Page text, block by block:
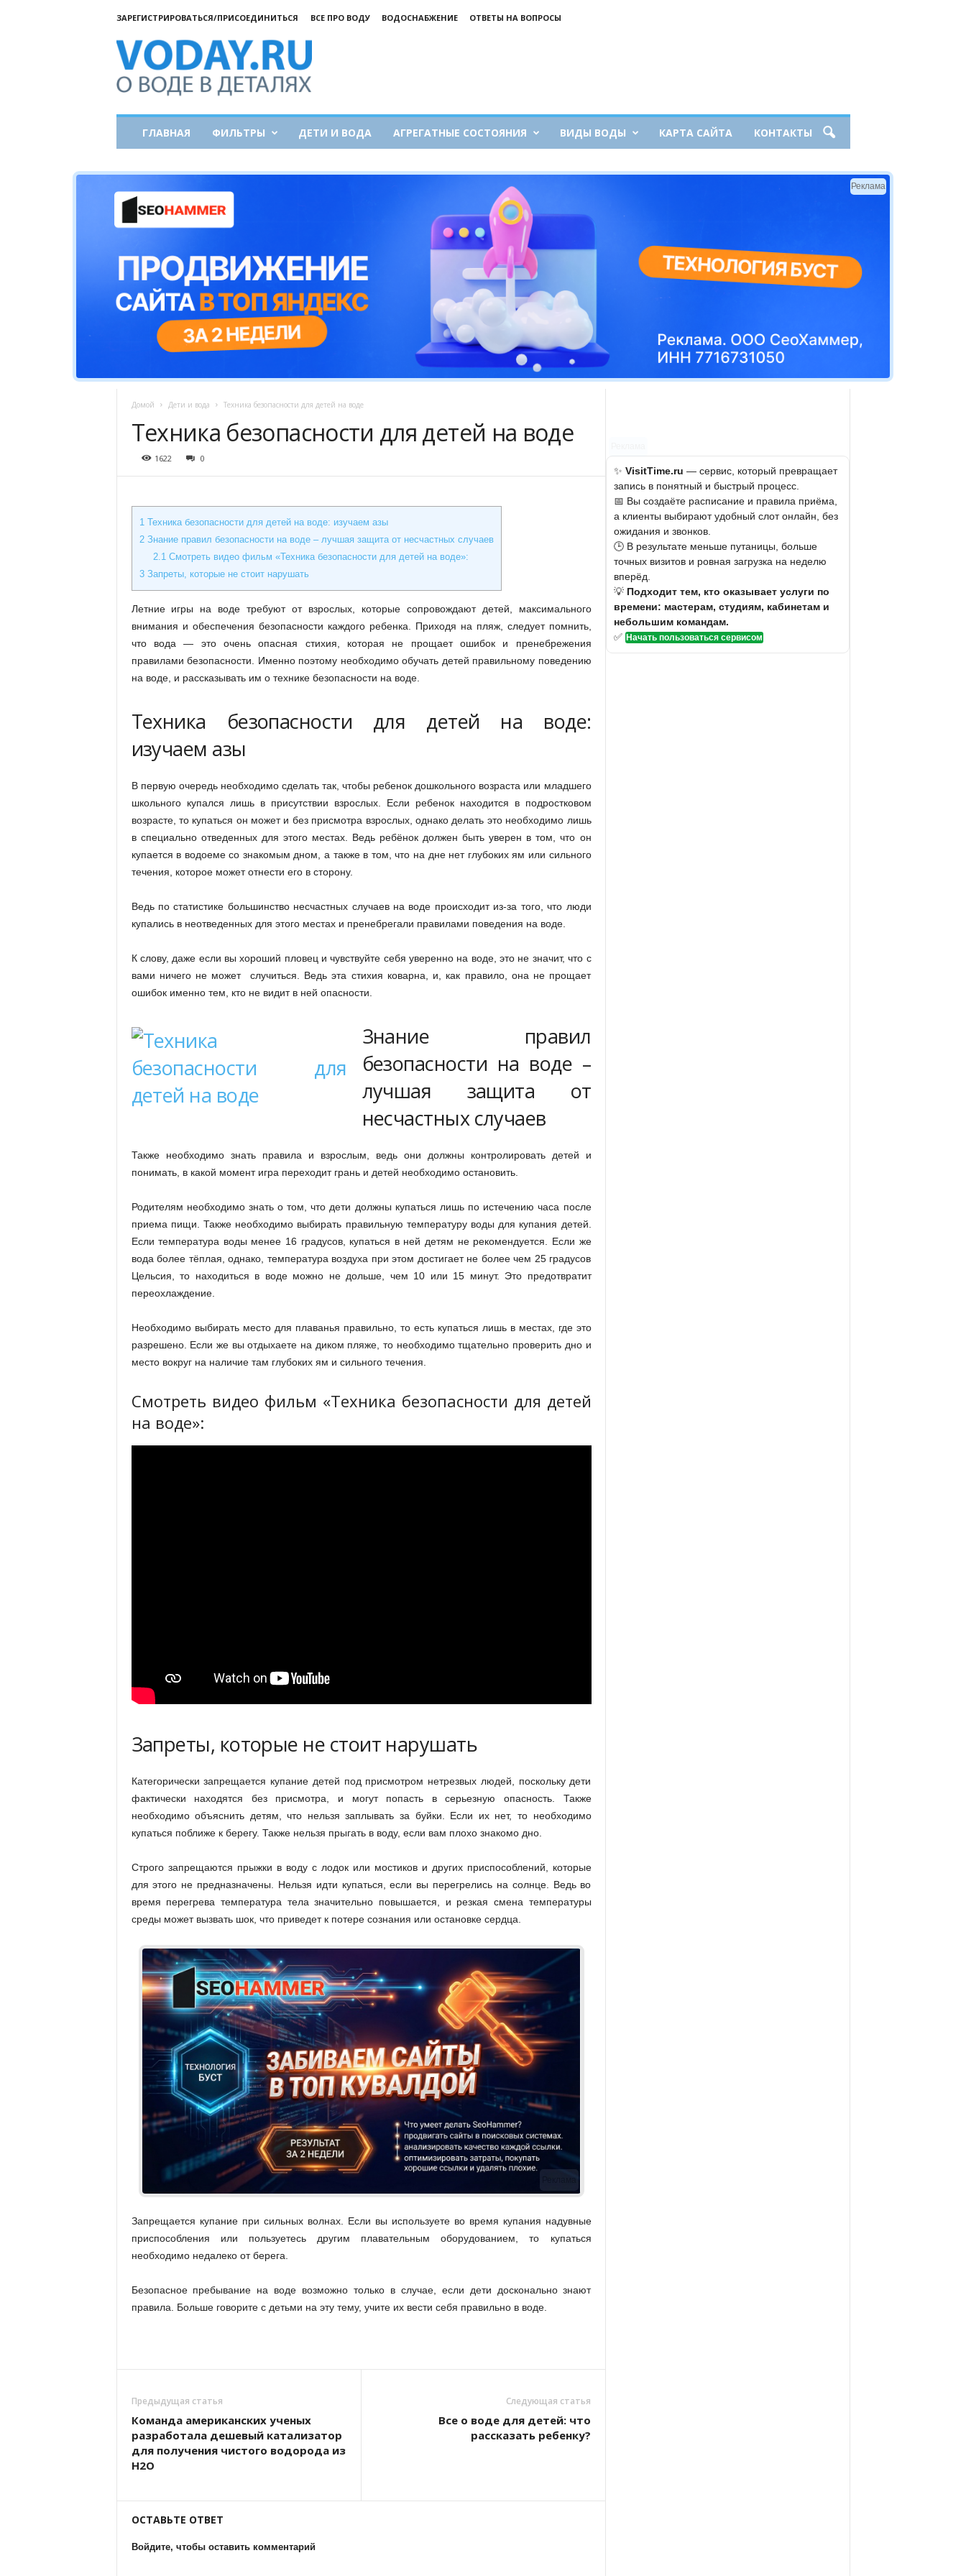
ЗАРЕГИСТРИРОВАТЬСЯ/ПРИСОЕДИНИТЬСЯ ВСЕ ПРО ВОДУ ВОДОСНАБЖЕНИЕ
ОТВЕТЫ НА ВОПРОСЫ
о
воде
ГЛАВНАЯ ФИЛЬТРЫ ДЕТИ И ВОДА АГРЕГАТНЫЕ СОСТОЯНИЯ ВИДЫ ВОДЫ КАРТА САЙТА КОНТАКТЫ
Реклама
Домой Дети и вода Техника безопасности для детей на воде
Техника безопасности для детей на воде
1622 0
1Техника безопасности для детей на воде: изучаем азы
2Знание правил безопасности на воде – лучшая защита от несчастных случаев
2.1 Смотреть видео фильм «Техника безопасности для детей на воде»:
3Запреты, которые не стоит нарушать
Летние игры на воде требуют от взрослых, которые сопровождают детей, максимального
внимания и обеспечения безопасности каждого ребенка. Приходя на пляж, следует помнить,
что вода — это очень опасная стихия, которая не прощает ошибок и пренебрежения
правилами безопасности. Именно поэтому необходимо обучать детей правильному поведению
на воде, и рассказывать им о технике безопасности на воде.
Техника безопасности для детей на воде:
изучаем азы
В первую очередь необходимо сделать так, чтобы ребенок дошкольного возраста или младшего
школьного купался лишь в присутствии взрослых. Если ребенок находится в подростковом
возрасте, то купаться он может и без присмотра взрослых, однако делать это необходимо лишь
в специально отведенных для этого местах. Ведь ребёнок должен быть уверен в том, что он
купается в водоеме со знакомым дном, а также в том, что на дне нет глубоких ям или сильного
течения, которое может отнести его в сторону.
Ведь по статистике большинство несчастных случаев на воде происходит из-за того, что люди
купались в неотведенных для этого местах и пренебрегали правилами поведения на воде.
К слову, даже если вы хороший пловец и чувствуйте себя уверенно на воде, это не значит, что с
вами ничего не может случиться. Ведь эта стихия коварна, и, как правило, она не прощает
ошибок именно тем, кто не видит в ней опасности.
Знание правил
безопасности на воде –
лучшая защита от
несчастных случаев
Также необходимо знать правила и взрослым, ведь они должны контролировать детей и
понимать, в какой момент игра переходит грань и детей необходимо остановить.
Родителям необходимо знать о том, что дети должны купаться лишь по истечению часа после
приема пищи. Также необходимо выбирать правильную температуру воды для купания детей.
Если температура воды менее 16 градусов, купаться в ней детям не рекомендуется. Если же
вода более тёплая, однако, температура воздуха при этом достигает не более чем 25 градусов
Цельсия, то находиться в воде можно не дольше, чем 10 или 15 минут. Это предотвратит
переохлаждение.
Необходимо выбирать место для плаванья правильно, то есть купаться лишь в местах, где это
разрешено. Если же вы отдыхаете на диком пляже, то необходимо тщательно проверить дно и
место вокруг на наличие там глубоких ям и сильного течения.
Смотреть видео фильм «Техника безопасности для детей
на воде»:
Запреты, которые не стоит нарушать
Категорически запрещается купание детей под присмотром нетрезвых людей, поскольку дети
фактически находятся без присмотра, и могут попасть в серьезную опасность. Также
необходимо объяснить детям, что нельзя заплывать за буйки. Если их нет, то необходимо
купаться поближе к берегу. Также нельзя прыгать в воду, если вам плохо знакомо дно.
Строго запрещаются прыжки в воду с лодок или мостиков и других приспособлений, которые
для этого не предназначены. Нельзя идти купаться, если вы перегрелись на солнце. Ведь во
время перегрева температура тела значительно повышается, и резкая смена температуры
среды может вызвать шок, что приведет к потере сознания или остановке сердца.
Реклама
Запрещается купание при сильных волнах. Если вы используете во время купания надувные
приспособления или пользуетесь другим плавательным оборудованием, то купаться
необходимо недалеко от берега.
Безопасное пребывание на воде возможно только в случае, если дети досконально знают
правила. Больше говорите с детьми на эту тему, учите их вести себя правильно в воде.
Предыдущая статья
Команда американских ученых
разработала дешевый катализатор
для получения чистого водорода из
Н2О
Следующая статья
Все о воде для детей: что
рассказать ребенку?
ОСТАВЬТЕ ОТВЕТ
Войдите, чтобы оставить комментарий
✨ VisitTime.ru — сервис, который превращает
запись в понятный и быстрый процесс.
📅 Вы создаёте расписание и правила приёма,
а клиенты выбирают удобный слот онлайн, без
ожидания и звонков.
🕒 В результате меньше путаницы, больше
точных визитов и ровная загрузка на неделю
вперёд.
💡 Подходит тем, кто оказывает услуги по
времени: мастерам, студиям, кабинетам и
небольшим командам.
✅ Начать пользоваться сервисом